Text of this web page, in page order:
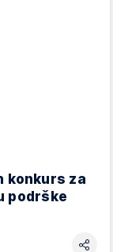
konkurs za
podrške